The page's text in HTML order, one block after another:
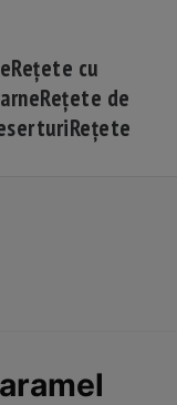
Rețete cu
Rețete de
Rețete